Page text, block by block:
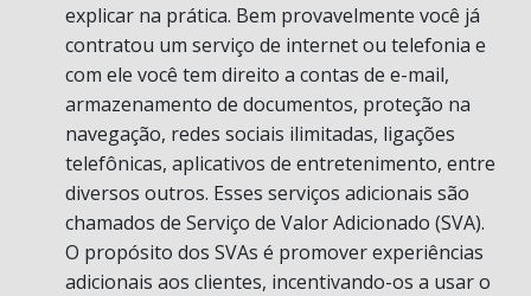
explicar na prática. Bem provavelmente você já
contratou um serviço de internet ou telefonia e
com ele você tem direito a contas de e-mail,
armazenamento de documentos, proteção na
navegação, redes sociais ilimitadas, ligações
telefônicas, aplicativos de entretenimento, entre
diversos outros. Esses serviços adicionais são
chamados de Serviço de Valor Adicionado (SVA).
O propósito dos SVAs é promover experiências
adicionais aos clientes, incentivando-os a usar o